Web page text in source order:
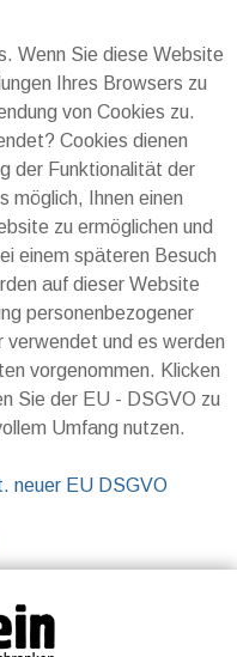
Wenn Sie diese Website
Ihres Browsers zu
von Cookies zu.
Cookies dienen
der Funktionalität der
möglich, Ihnen einen
zu ermöglichen und
einem späteren Besuch
auf dieser Website
personenbezogener
verwendet und es werden
vorgenommen. Klicken
Sie der EU - DSGVO zu
Umfang nutzen.
neuer EU DSGVO